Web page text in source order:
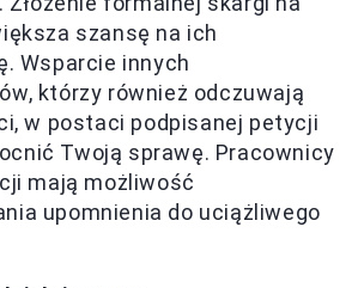
szansę na ich
Wsparcie innych
którzy również odczuwają
w postaci podpisanej petycji
Twoją sprawę. Pracownicy
mają możliwość
upomnienia do uciążliwego